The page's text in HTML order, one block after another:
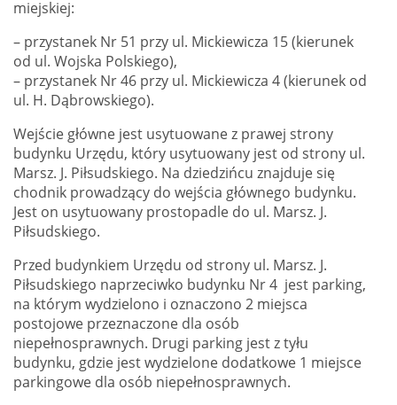
miejskiej:
– przystanek Nr 51 przy ul. Mickiewicza 15 (kierunek
od ul. Wojska Polskiego),
– przystanek Nr 46 przy ul. Mickiewicza 4 (kierunek od
ul. H. Dąbrowskiego).
Wejście główne jest usytuowane z prawej strony
budynku Urzędu, który usytuowany jest od strony ul.
Marsz. J. Piłsudskiego. Na dziedzińcu znajduje się
chodnik prowadzący do wejścia głównego budynku.
Jest on usytuowany prostopadle do ul. Marsz. J.
Piłsudskiego.
Przed budynkiem Urzędu od strony ul. Marsz. J.
Piłsudskiego naprzeciwko budynku Nr 4 jest parking,
na którym wydzielono i oznaczono 2 miejsca
postojowe przeznaczone dla osób
niepełnosprawnych. Drugi parking jest z tyłu
budynku, gdzie jest wydzielone dodatkowe 1 miejsce
parkingowe dla osób niepełnosprawnych.